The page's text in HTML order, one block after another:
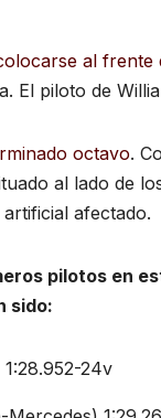
al
El piloto de
octavo.
al lado de
afectado.
pilotos en
sido:
24v